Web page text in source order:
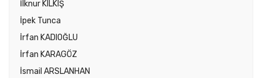
İlknur KILKIŞ
İpek Tunca
İrfan KADIOĞLU
İrfan KARAGÖZ
İsmail ARSLANHAN